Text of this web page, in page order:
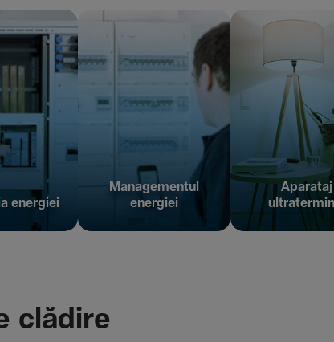
energiei
Managementul
energiei
Aparataj
clădire